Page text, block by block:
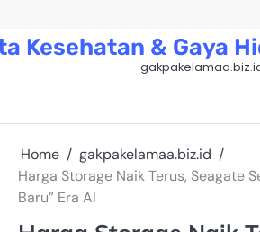
content
Kesehatan & Gaya
Home
gakpakelamaa.biz.id
Harga Storage Naik Terus, Seagate
Baru” Era AI